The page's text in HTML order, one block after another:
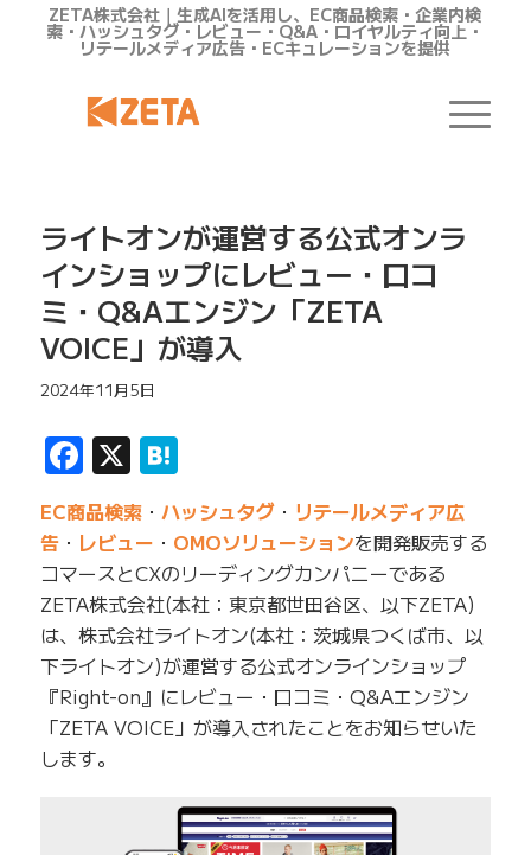
ZETA株式会社｜生成AIを活用し、EC商品検索・企業内検
索・ハッシュタグ・レビュー・Q&A・ロイヤルティ向上・
リテールメディア広告・ECキュレーションを提供
ライトオンが運営する公式オンラ
インショップにレビュー・口コ
ミ・Q&Aエンジン「ZETA
VOICE」が導入
2024年11月5日
Facebook
X Hatena
EC商品検索・ ハッシュタグ・ リテールメディア広
告・ レビュー ・ OMOソリューションを開発販売する
コマースとCXのリーディングカンパニーである
ZETA株式会社(本社：東京都世田谷区、以下ZETA)
は、株式会社ライトオン(本社：茨城県つくば市、以
下ライトオン)が運営する公式オンラインショップ
『Right-on』にレビュー・口コミ・Q&Aエンジン
「ZETA VOICE」が導入されたことをお知らせいた
します。